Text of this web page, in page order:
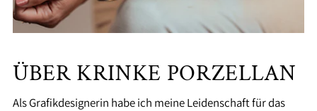
ÜBER KRINKE PORZELLAN
Als Grafikdesignerin habe ich meine Leidenschaft für das